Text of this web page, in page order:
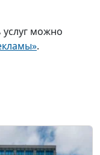
можно
.